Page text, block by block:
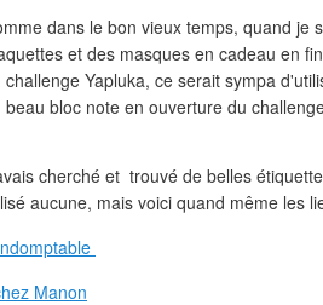
dans le bon vieux temps, quand
et des masques en cadeau en
challenge Yapluka, ce serait sympa
beau bloc note en ouverture du
cherché et trouvé de belles
aucune, mais voici quand même les
Manon